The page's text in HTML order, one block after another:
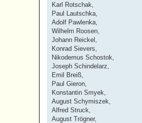
Karl Rotschak,
Paul Lautschka,
Adolf Pawlenka,
Wilhelm Roosen,
Johann Reickel,
Konrad Sievers,
Nikodemus Schostok,
Joseph Schindelarz,
Emil Breiß,
Paul Gieron,
Konstantin Smyek,
August Schymiszek,
Alfred Struck,
August Trögner,